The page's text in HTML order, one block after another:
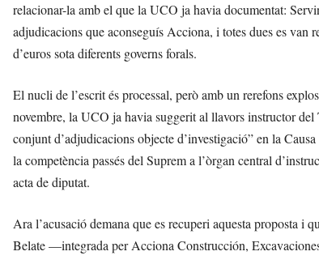
relacionar-la amb el que la UCO ja havia documentat:
adjudicacions que aconseguís Acciona, i totes dues es van
d’euros sota diferents governs forals.
El nucli de l’escrit és processal, però amb un rerefons
novembre, la UCO ja havia suggerit al llavors instructor
conjunt d’adjudicacions objecte d’investigació” en la
la competència passés del Suprem a l’òrgan central
acta de diputat.
Ara l’acusació demana que es recuperi aquesta proposta
Belate —integrada per Acciona Construcción,